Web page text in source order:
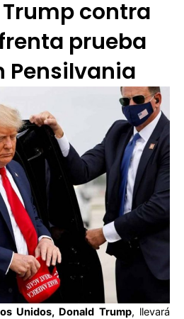
contra
prueba
Pensilvania
Unidos, Donald Trump, llevará